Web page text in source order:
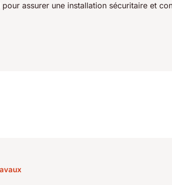
assurer une installation sécuritaire et